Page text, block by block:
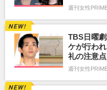
週刊女性
TBS日曜
ケが行わ
礼の注意
週刊女性